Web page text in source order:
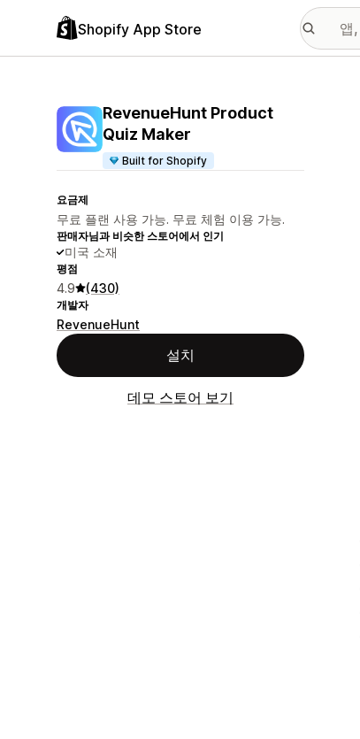
Shopify App Store
RevenueHunt Product
Quiz Maker
Built for Shopify
요금제
무료 플랜 사용 가능. 무료 체험 이용 가능.
판매자님과 비슷한 스토어에서 인기
미국 소재
평점
4.9 (430)
개발자
RevenueHunt
설치
데모 스토어 보기